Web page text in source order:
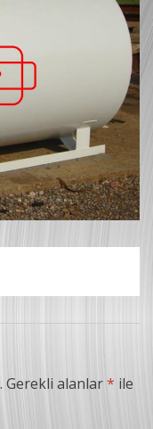
Gerekli alanlar* ile